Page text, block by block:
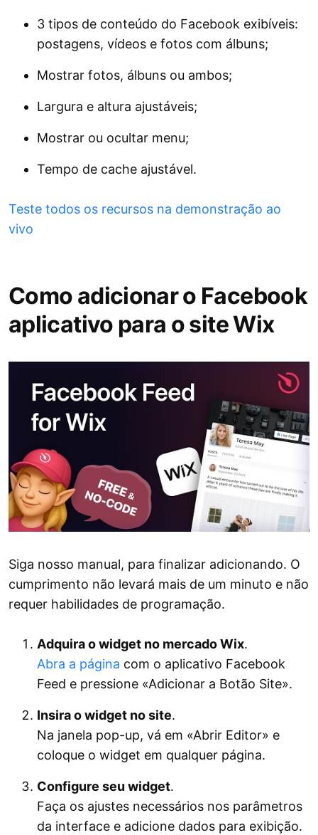
3 tipos de conteúdo do Facebook exibíveis:
postagens, vídeos e fotos com álbuns;
Mostrar fotos, álbuns ou ambos;
Largura e altura ajustáveis;
Mostrar ou ocultar menu;
Tempo de cache ajustável.
Teste todos os recursos na demonstração ao
vivo
Como adicionar o Facebook
aplicativo para o site Wix
Siga nosso manual, para finalizar adicionando. O
cumprimento não levará mais de um minuto e não
requer habilidades de programação.
Adquira o widget no mercado Wix.
Abra a página com o aplicativo Facebook
Feed e pressione «Adicionar a Botão Site».
Insira o widget no site.
Na janela pop-up, vá em «Abrir Editor» e
coloque o widget em qualquer página.
Configure seu widget.
Faça os ajustes necessários nos parâmetros
da interface e adicione dados para exibição.